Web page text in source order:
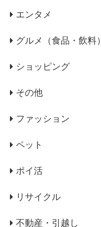
エンタメ
グルメ（食品・飲料）
ショッピング
その他
ファッション
ペット
ポイ活
リサイクル
不動産・引越し